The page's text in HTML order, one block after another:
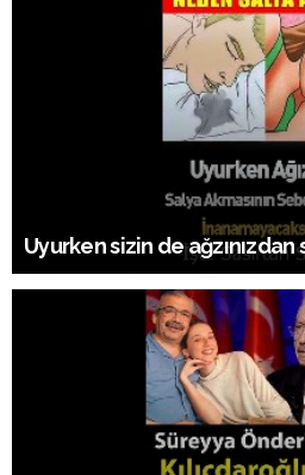
Uyurken sizin de ağzınızdan